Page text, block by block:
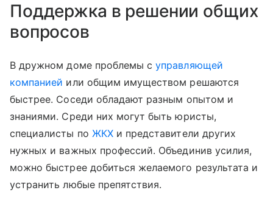
Поддержка в решении общих
вопросов
В дружном доме проблемы суправляющей
компанией или общим имуществом решаются
быстрее. Соседи обладают разным опытом и
знаниями. Среди них могут быть юристы,
специалисты по ЖКХи представители других
нужных и важных профессий. Объединив усилия,
можно быстрее добиться желаемого результата и
устранить любые препятствия.